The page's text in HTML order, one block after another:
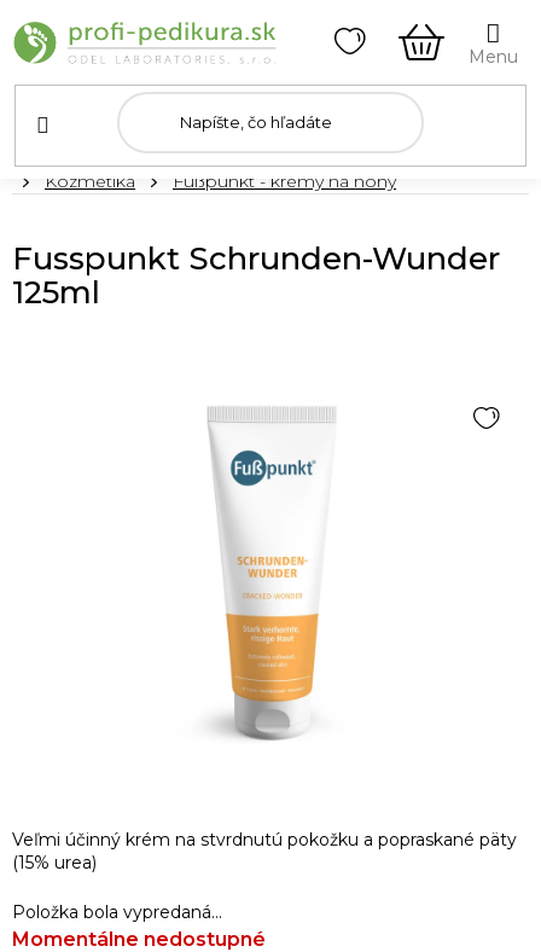
na
obsah
KOŠÍK
DomovKozmetika Fußpunkt - krémy na nohy
Veľmi účinný krém na stvrdnutú pokožku a popraskané päty
(15% urea)
Položka bola vypredaná…
Momentálne nedostupné
Fusspunkt Schrunden-Wunder
125ml